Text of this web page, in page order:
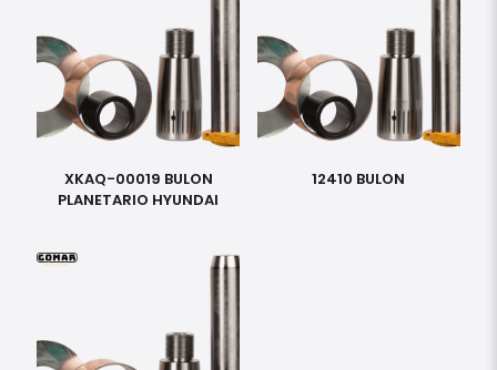
XKAQ-00019 BULON
PLANETARIO HYUNDAI
12410 BULON